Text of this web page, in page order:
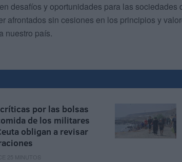
desafíos y oportunidades para las sociedades
afrontados sin cesiones en los principios y
nuestro país.
por las bolsas
de los militares
obligan a revisar
25 MINUTOS